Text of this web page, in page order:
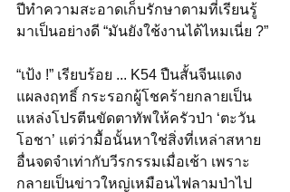
ปีทำความสะอาดเก็บรักษาตามที่เรียนรู้
มาเป็นอย่างดี “มันยังใช้งานได้ไหมเนี่ย ?”
“เป้ง !” เรียบร้อย ... K54 ปืนสั้นจีนแดง
แผลงฤทธิ์ กระรอกผู้โชคร้ายกลายเป็น
แหล่งโปรตีนขัดตาทัพให้ครัวป่า ‘ตะวัน
โอชา’ แต่ว่ามื้อนั้นหาใช่สิ่งที่เหล่าสหาย
อื่นจดจำเท่ากับวีรกรรมเมื่อเช้า เพราะ
กลายเป็นข่าวใหญ่เหมือนไฟลามป่าไป